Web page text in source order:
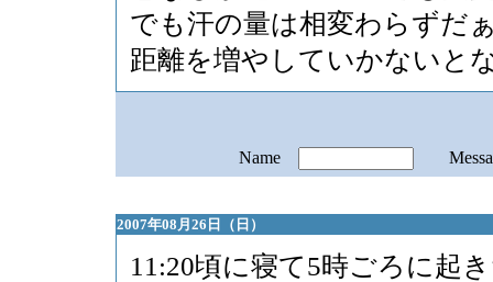
でも汗の量は相変わらずだ
距離を増やしていかないと
Name
2007年08月26日（日）
11:20頃に寝て5時ごろに起